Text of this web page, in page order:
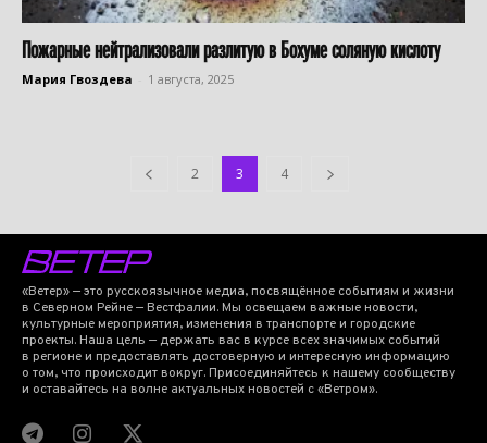
Пожарные нейтрализовали разлитую в Бохуме соляную кислоту
Мария Гвоздева 1 августа, 2025
2 3 4
«Ветер» — это русскоязычное медиа, посвящённое событиям и жизни
в Северном Рейне — Вестфалии. Мы освещаем важные новости,
культурные мероприятия, изменения в транспорте и городские
проекты. Наша цель — держать вас в курсе всех значимых событий
в регионе и предоставлять достоверную и интересную информацию
о том, что происходит вокруг. Присоединяйтесь к нашему сообществу
и оставайтесь на волне актуальных новостей с «Ветром».